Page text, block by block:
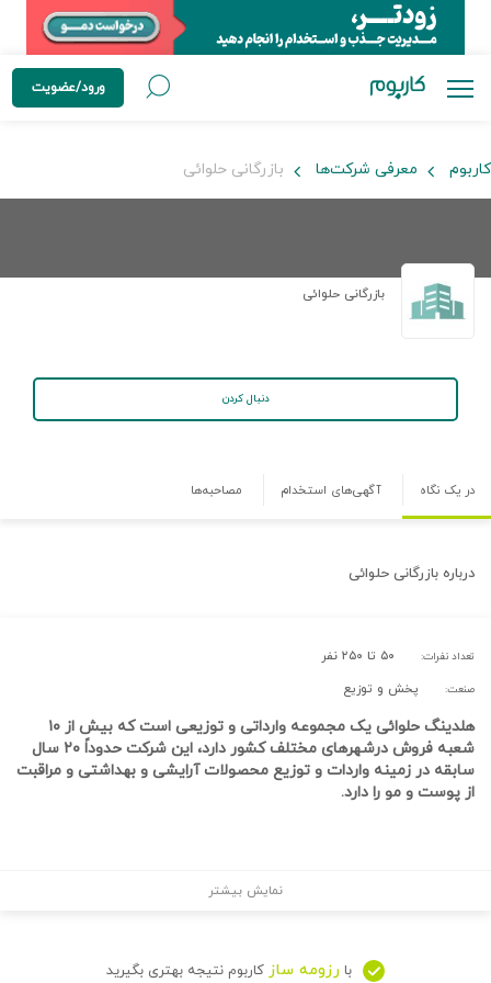
ورود/عضویت
کاربوم معرفی شرکت‌ها بازرگانی حلوائی
بازرگانی حلوائی
دنبال کردن
در یک نگاه آگهی‌های استخدام مصاحبه‌ها
درباره بازرگانی حلوائی
تعداد نفرات: ۵۰ تا ۲۵۰ نفر
صنعت: پخش و توزیع
هلدینگ حلوائی یک مجموعه وارداتی و توزیعی است که بیش از ۱۰
شعبه فروش درشهرهای مختلف کشور دارد، این شرکت حدوداً ۲۰ سال
سابقه در زمینه واردات و توزیع محصولات آرایشی و بهداشتی و مراقبت
از پوست و مو را دارد.
نمایش بیشتر
با رزومه ساز کاربوم نتیجه بهتری بگیرید